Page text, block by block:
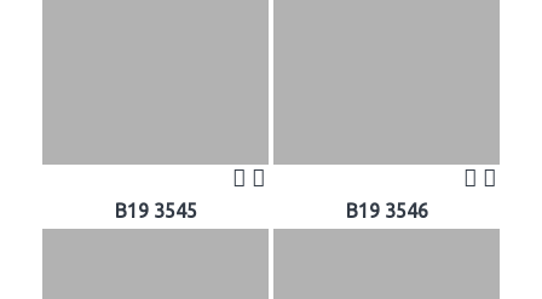
B19 3545 B19 3546